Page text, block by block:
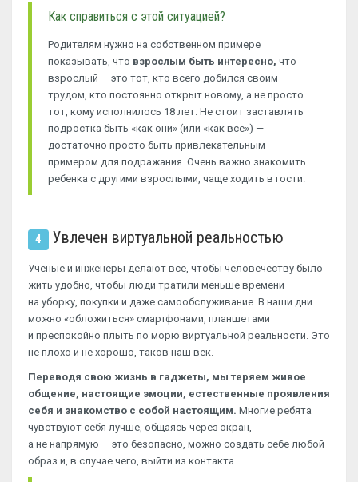
Как справиться с этой ситуацией?
Родителям нужно на собственном примере
показывать, что взрослым быть интересно, что
взрослый — это тот, кто всего добился своим
трудом, кто постоянно открыт новому, а не просто
тот, кому исполнилось 18 лет. Не стоит заставлять
подростка быть «как они» (или «как все») —
достаточно просто быть привлекательным
примером для подражания. Очень важно знакомить
ребенка с другими взрослыми, чаще ходить в гости.
4 Увлечен виртуальной реальностью
Ученые и инженеры делают все, чтобы человечеству было
жить удобно, чтобы люди тратили меньше времени
на уборку, покупки и даже самообслуживание. В наши дни
можно «обложиться» смартфонами, планшетами
и преспокойно плыть по морю виртуальной реальности. Это
не плохо и не хорошо, таков наш век.
Переводя свою жизнь в гаджеты, мы теряем живое
общение, настоящие эмоции, естественные проявления
себя и знакомство с собой настоящим. Многие ребята
чувствуют себя лучше, общаясь через экран,
а не напрямую — это безопасно, можно создать себе любой
образ и, в случае чего, выйти из контакта.